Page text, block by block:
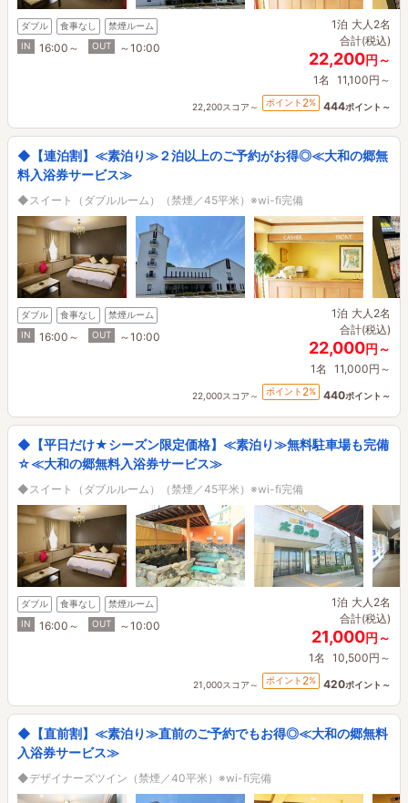
ダブル 食事なし
禁煙ルーム
IN
16:00～ OUT ～10:00
1泊 大人2名
合計(税込)
22,200円～
1名 11,100円～
22,200スコア～ ポイント 2% 444ポイント～
◆【連泊割】≪素泊り≫２泊以上のご予約がお得◎≪大和の郷無
料入浴券サービス≫
◆スイート（ダブルルーム）（禁煙／45平米）※wi-fi完備
ダブル 食事なし
禁煙ルーム
IN
16:00～ OUT ～10:00
1泊 大人2名
合計(税込)
22,000円～
1名 11,000円～
22,000スコア～ ポイント 2% 440ポイント～
◆【平日だけ★シーズン限定価格】≪素泊り≫無料駐車場も完備
☆≪大和の郷無料入浴券サービス≫
◆スイート（ダブルルーム）（禁煙／45平米）※wi-fi完備
ダブル 食事なし
禁煙ルーム
IN
16:00～ OUT ～10:00
1泊 大人2名
合計(税込)
21,000円～
1名 10,500円～
21,000スコア～ ポイント 2% 420ポイント～
◆【直前割】≪素泊り≫直前のご予約でもお得◎≪大和の郷無料
入浴券サービス≫
◆デザイナーズツイン（禁煙／40平米）※wi-fi完備